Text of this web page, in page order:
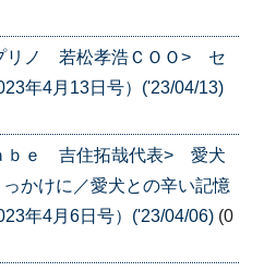
リノ 若松孝浩ＣＯＯ> セ
年4月13日号）('23/04/13)
ｂｅ 吉住拓哉代表> 愛犬
かけに／愛犬との辛い記憶
年4月6日号）('23/04/06) (0